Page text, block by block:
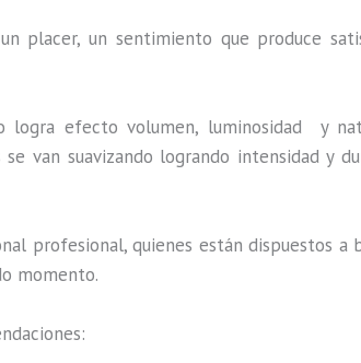
placer, un sentimiento que produce
logra efecto volumen, luminosidad y
van suavizando logrando intensidad y
profesional, quienes están dispuestos a
momento.